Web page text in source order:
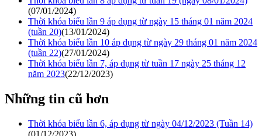
(07/01/2024)
Thời khóa biểu lần 9 áp dụng từ ngày 15 tháng 01 năm 2024
(tuần 20)(13/01/2024)
Thời khóa biểu lần 10 áp dụng từ ngày 29 tháng 01 năm 2024
(tuần 22)(27/01/2024)
Thời khóa biểu lần 7, áp dụng từ tuần 17 ngày 25 tháng 12
năm 2023(22/12/2023)
Những tin cũ hơn
Thời khóa biểu lần 6, áp dụng từ ngày 04/12/2023 (Tuần 14)
(01/12/2023)